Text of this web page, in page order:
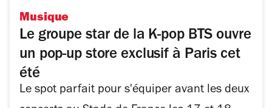
Musique
Le groupe star de la K-pop BTS ouvre
un pop-up store exclusif à Paris cet
été
Le spot parfait pour s'équiper avant les deux